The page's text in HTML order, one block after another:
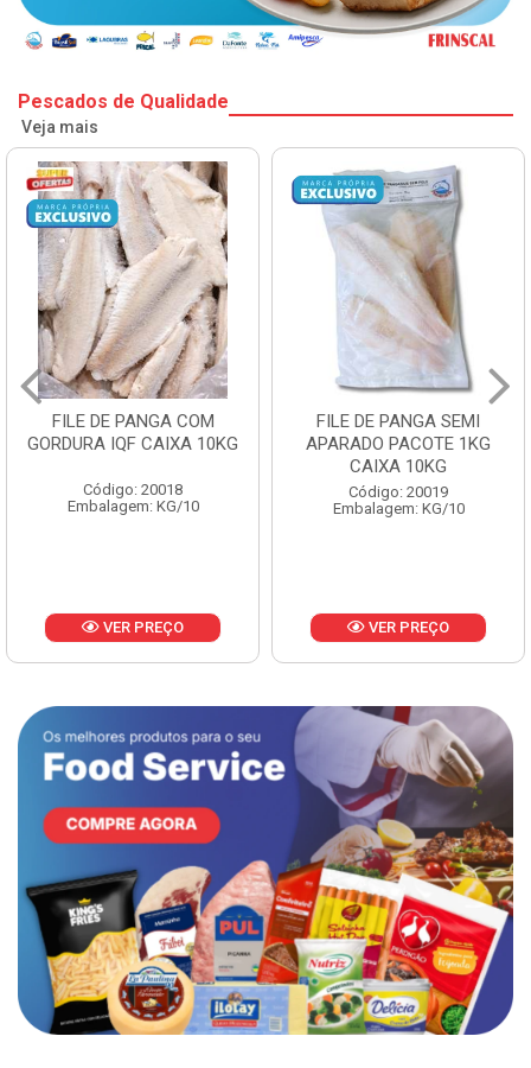
Pescados de Qualidade
Veja mais
FILE DE PANGA SEMI
APARADO PACOTE 1KG
Código: 20019
Embalagem: KG/10
VER PREÇO
POLACA DESFIADA
PESCAMARES PCT5KG
CX10KG
Código: 20161
Embalagem: KG/10
VER PREÇO